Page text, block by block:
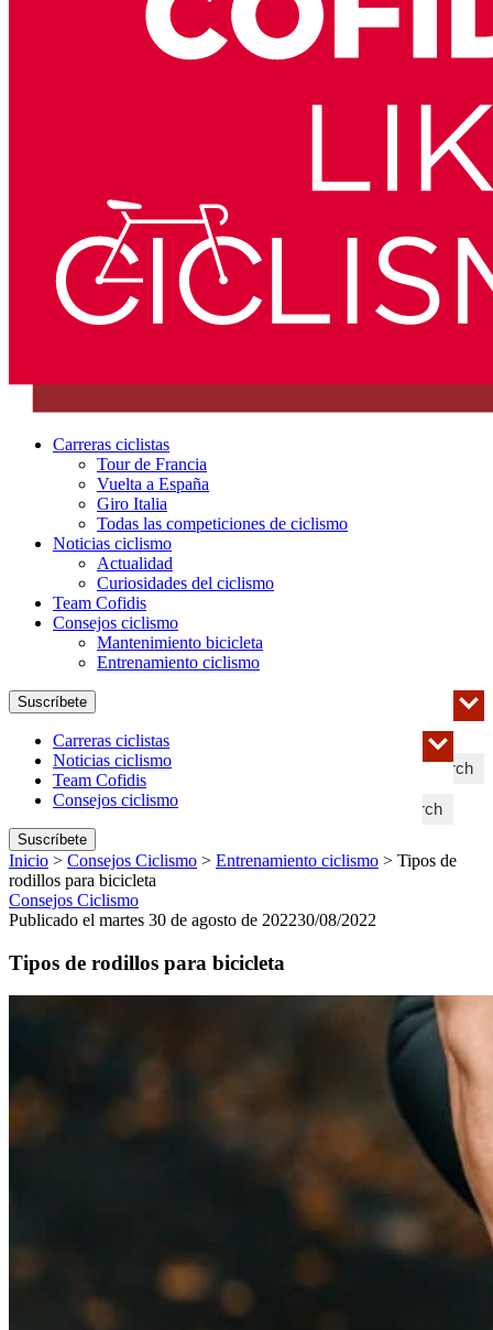
Carreras ciclistas
Tour de Francia
Vuelta a España
Giro Italia
Todas las competiciones de ciclismo
Noticias ciclismo
Actualidad
Curiosidades del ciclismo
Team Cofidis
Consejos ciclismo
Mantenimiento bicicleta
Entrenamiento ciclismo
Search
Suscríbete
Search
Carreras ciclistas
Noticias ciclismo
Team Cofidis
Consejos ciclismo
Suscríbete
Inicio > Consejos Ciclismo > Entrenamiento ciclismo > Tipos de
rodillos para bicicleta
Consejos Ciclismo
Publicado el martes 30 de agosto de 202230/08/2022
Tipos de rodillos para bicicleta